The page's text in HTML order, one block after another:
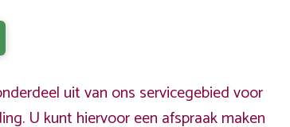
uit van ons servicegebied voor
U kunt hiervoor een afspraak maken